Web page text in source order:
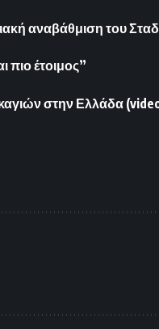
αναβάθμιση του
πιο έτοιμος”
στην Ελλάδα